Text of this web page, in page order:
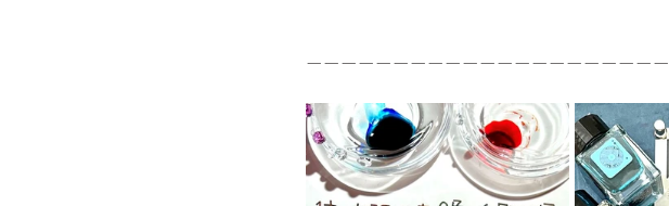
ーーーーーーーーーーーーーーーーーーーーー